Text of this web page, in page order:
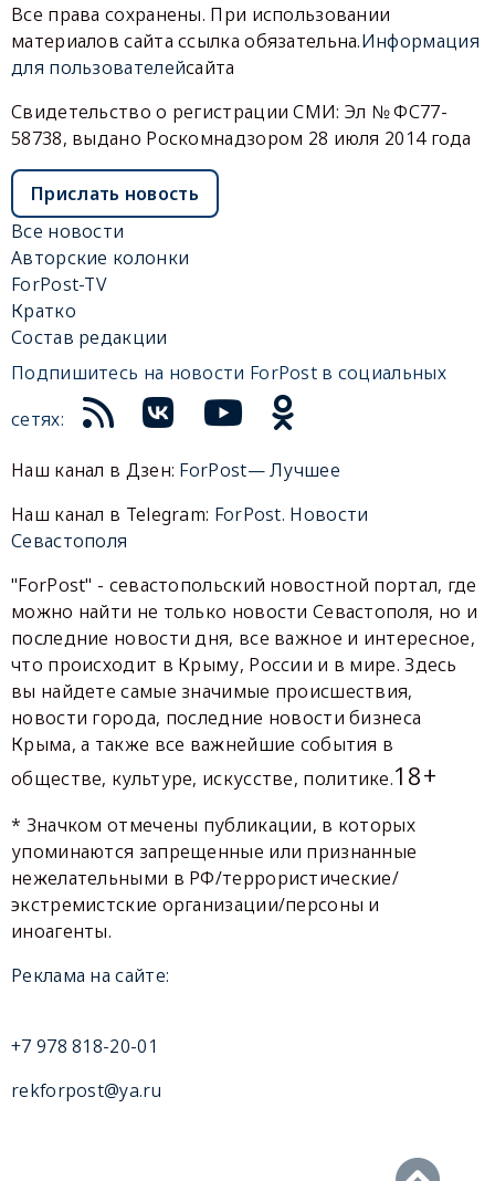
Все права сохранены. При использовании
материалов сайта ссылка обязательна.Информация
для пользователейсайта
Свидетельство о регистрации СМИ: Эл № ФС77-
58738, выдано Роскомнадзором 28 июля 2014 года
Прислать новость
Все новости
Авторские колонки
ForPost-TV
Кратко
Состав редакции
Подпишитесь на новости ForPost в социальных
сетях:
Наш канал в Дзен: ForPost— Лучшее
Наш канал в Telegram: ForPost. Новости
Севастополя
"ForPost" - севастопольский новостной портал, где
можно найти не только новости Севастополя, но и
последние новости дня, все важное и интересное,
что происходит в Крыму, России и в мире. Здесь
вы найдете самые значимые происшествия,
новости города, последние новости бизнеса
Крыма, а также все важнейшие события в
обществе, культуре, искусстве, политике.18+
* Значком отмечены публикации, в которых
упоминаются запрещенные или признанные
нежелательными в РФ/террористические/
экстремистские организации/персоны и
иноагенты.
Реклама на сайте:
+7 978 818-20-01
rekforpost@ya.ru